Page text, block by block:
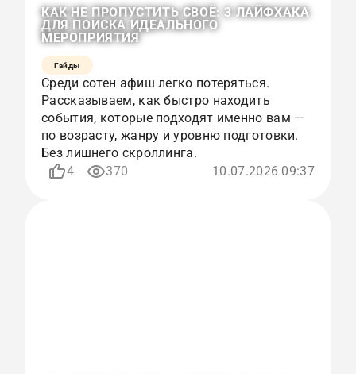
КАК НЕ ПРОПУСТИТЬ СВОЁ: 3 ЛАЙФХАКА
ДЛЯ ПОИСКА ИДЕАЛЬНОГО
МЕРОПРИЯТИЯ
Гайды
Среди сотен афиш легко потеряться.
Рассказываем, как быстро находить
события, которые подходят именно вам —
по возрасту, жанру и уровню подготовки.
Без лишнего скроллинга.
4
370 10.07.2026 09:37